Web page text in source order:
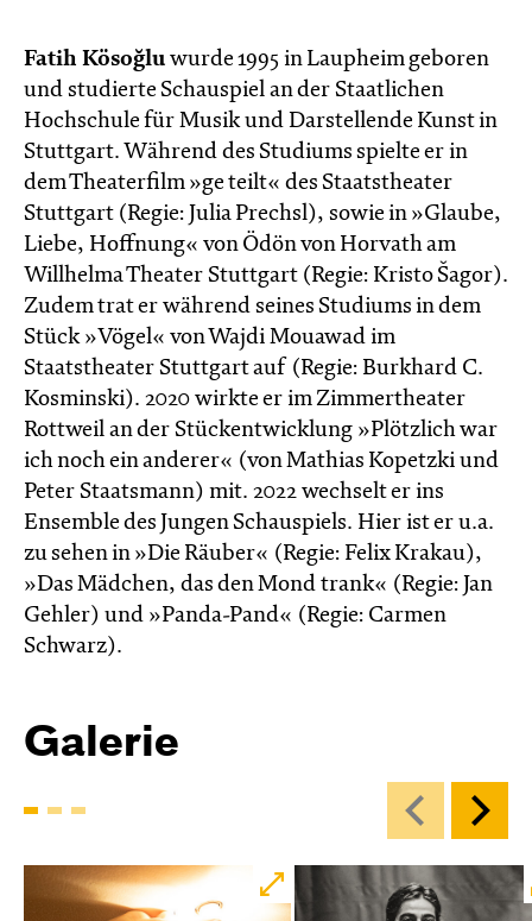
Fatih Kösoğlu wurde 1995 in Laupheim geboren
und studierte Schauspiel an der Staatlichen
Hochschule für Musik und Darstellende Kunst in
Stuttgart. Während des Studiums spielte er in
dem Theaterfilm »ge teilt« des Staatstheater
Stuttgart (Regie: Julia Prechsl), sowie in »Glaube,
Liebe, Hoffnung« von Ödön von Horvath am
Willhelma Theater Stuttgart (Regie: Kristo Šagor).
Zudem trat er während seines Studiums in dem
Stück »Vögel« von Wajdi Mouawad im
Staatstheater Stuttgart auf (Regie: Burkhard C.
Kosminski). 2020 wirkte er im Zimmertheater
Rottweil an der Stückentwicklung »Plötzlich war
ich noch ein anderer« (von Mathias Kopetzki und
Peter Staatsmann) mit. 2022 wechselt er ins
Ensemble des Jungen Schauspiels. Hier ist er u.a.
zu sehen in »Die Räuber« (Regie: Felix Krakau),
»Das Mädchen, das den Mond trank« (Regie: Jan
Gehler) und »Panda-Pand« (Regie: Carmen
Schwarz).
Galerie